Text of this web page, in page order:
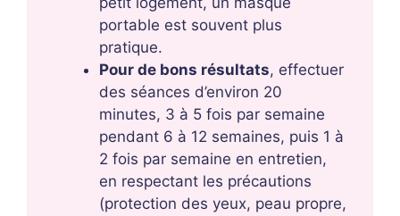
portable est souvent plus
pratique.
Pour de bons résultats, effectuer
des séances d’environ 20
minutes, 3 à 5 fois par semaine
pendant 6 à 12 semaines, puis 1 à
2 fois par semaine en entretien,
en respectant les précautions
(protection des yeux, peau propre,